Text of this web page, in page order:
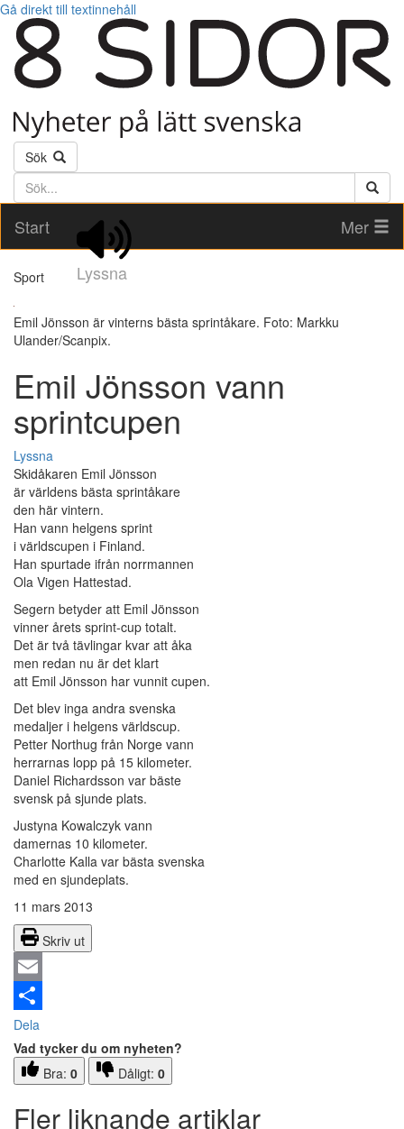
Gå direkt till textinnehåll
Sök
Söktext
Start
Lyssna
Mer
Sport
Emil Jönsson är vinterns bästa sprintåkare. Foto: Markku
Ulander/Scanpix.
Emil Jönsson vann
sprintcupen
Lyssna
Skidåkaren Emil Jönsson
är världens bästa sprintåkare
den här vintern.
Han vann helgens sprint
i världscupen i Finland.
Han spurtade ifrån norrmannen
Ola Vigen Hattestad.
Segern betyder att Emil Jönsson
vinner årets sprint-cup totalt.
Det är två tävlingar kvar att åka
men redan nu är det klart
att Emil Jönsson har vunnit cupen.
Det blev inga andra svenska
medaljer i helgens världscup.
Petter Northug från Norge vann
herrarnas lopp på 15 kilometer.
Daniel Richardsson var bäste
svensk på sjunde plats.
Justyna Kowalczyk vann
damernas 10 kilometer.
Charlotte Kalla var bästa svenska
med en sjundeplats.
11 mars 2013
Skriv ut
Email
Dela
Vad tycker du om nyheten?
Bra: 0 Dåligt: 0
Fler liknande artiklar